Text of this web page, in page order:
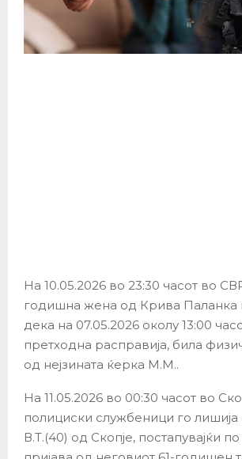
На 10.05.2026 во 23:30 часот во
годишна жена од Крива Паланка
дека на 07.05.2026 околу 13:00
претходна расправија, била
од нејзината ќерка М.М..
На 11.05.2026 во 00:30 часот во
полициски службеници го
В.Т.(40) од Скопје, постапувајќи